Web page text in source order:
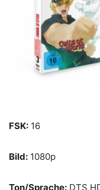
FSK: 16
Bild: 1080p
Ton/Sprache: DTS